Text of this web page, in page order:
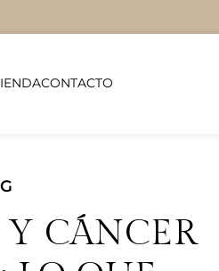
CONTACTO
Y CÁNCER